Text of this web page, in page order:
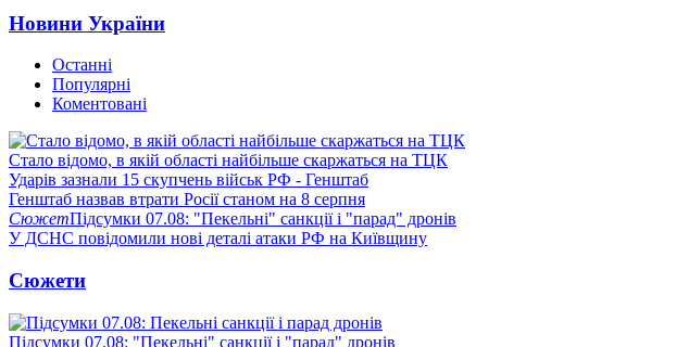
Новини України
Останні
Популярні
Коментовані
Стало відомо, в якій області найбільше скаржаться на ТЦК
Ударів зазнали 15 скупчень військ РФ - Генштаб
Генштаб назвав втрати Росії станом на 8 серпня
СюжетПідсумки 07.08: "Пекельні" санкції і "парад" дронів
У ДСНС повідомили нові деталі атаки РФ на Київщину
Сюжети
Підсумки 07.08: "Пекельні" санкції і "парад" дронів